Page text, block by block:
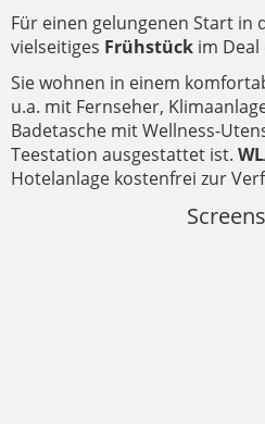
Für einen gelungenen Start in
vielseitiges Frühstück im
Sie wohnen in einem
u.a. mit Fernseher,
Badetasche mit Wellness-
Teestation ausgestattet ist.
Hotelanlage kostenfrei zur